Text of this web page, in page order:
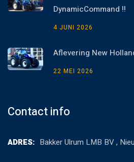
DynamicCommand !!
4 JUNI 2026
Aflevering New
22 MEI 2026
Contact info
ADRES: Bakker Ulrum LMB BV ,